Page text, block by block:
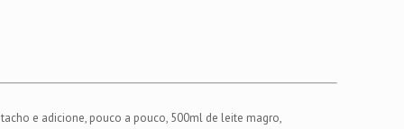
e adicione, pouco a pouco, 500ml de leite magro,